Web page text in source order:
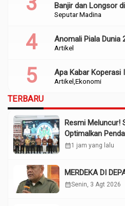
Seputar Madina
Banjir dan Longsor
Artikel
Anomali Piala Dunia
Artikel Ekonomi
Apa Kabar Koperasi
TERBARU
Resmi Meluncur!
Optimalkan
calendar_month1 jam yang lalu
MERDEKA DI
calendar_monthSenin, 3 Agt 2026